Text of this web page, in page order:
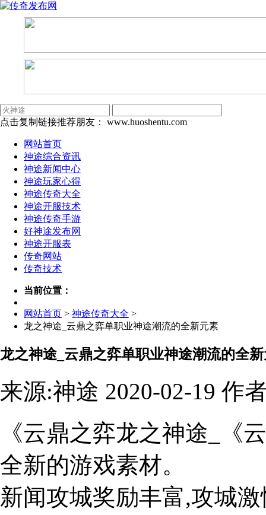
点击复制链接推荐朋友： www.huoshentu.com
网站首页
神途综合资讯
神途新闻中心
神途玩家心得
神途传奇大全
神途开服技术
神途传奇手游
好神途发布网
神途开服表
传奇网站
传奇技术
当前位置：
网站首页 > 神途传奇大全 >
龙之神途_云鼎之弈单职业神途潮流的全新元素
龙之神途_云鼎之弈单职业神途潮流的全
来源:神途 2020-02-19 作
《云鼎之弈龙之神途_《
全新的游戏素材。
新闻攻城奖励丰富,攻城